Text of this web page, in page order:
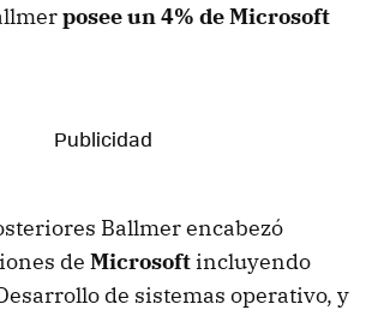
posee un 4% de Microsoft
Ballmer encabezó
de Microsoft incluyendo
de sistemas operativo, y